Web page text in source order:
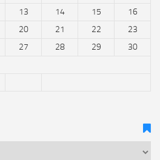
13 14 15
16
20 21 22
23
27 28 29
30